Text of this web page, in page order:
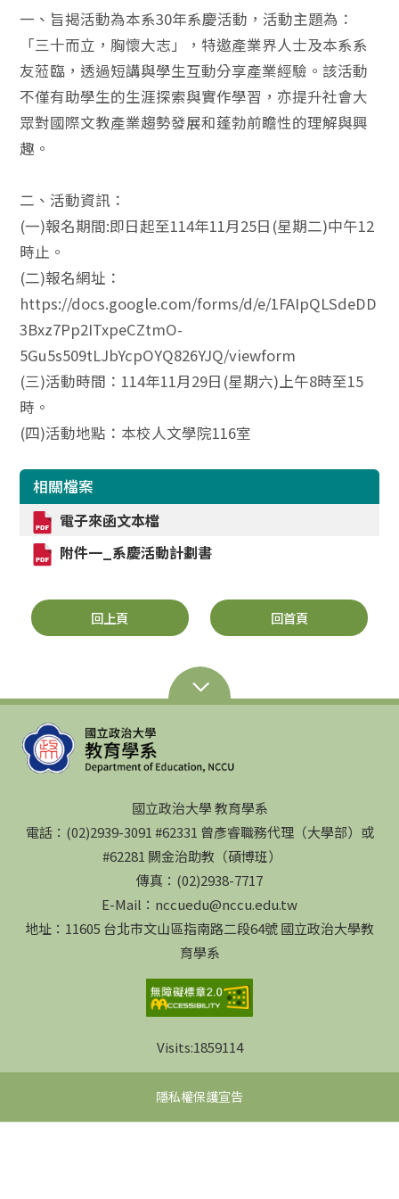
一、旨揭活動為本系30年系慶活動，活動主題為：
「三十而立，胸懷大志」，特邀產業界人士及本系系
友蒞臨，透過短講與學生互動分享產業經驗。該活動
不僅有助學生的生涯探索與實作學習，亦提升社會大
眾對國際文教產業趨勢發展和蓬勃前瞻性的理解與興
趣。
二、活動資訊：
(一)報名期間:即日起至114年11月25日(星期二)中午12
時止。
(二)報名網址：
https://docs.google.com/forms/d/e/1FAIpQLSdeDD
3Bxz7Pp2ITxpeCZtmO-
5Gu5s509tLJbYcpOYQ826YJQ/viewform
(三)活動時間：114年11月29日(星期六)上午8時至15
時。
(四)活動地點：本校人文學院116室
相關檔案
電子來函文本檔
附件一_系慶活動計劃書
回上頁 回首頁
國立政治大學 教育學系
電話：(02)2939-3091 #62331 曾彥睿職務代理（大學部）或
#62281 闕金治助教（碩博班）
傳真：(02)2938-7717
E-Mail：nccuedu@nccu.edu.tw
地址：11605 台北市文山區指南路二段64號 國立政治大學教
育學系
Visits:1859114
隱私權保護宣告